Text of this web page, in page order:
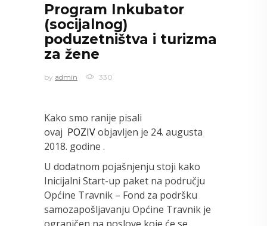
Program Inkubator
(socijalnog)
poduzetništva i turizma
za žene
by admin 330
Kako smo ranije pisali
ovaj POZIVobjavljen je 24. augusta
2018. godine .
U dodatnom pojašnjenju stoji kako
Inicijalni Start-up paket na području
Općine Travnik – Fond za podršku
samozapošljavanju Općine Travnik je